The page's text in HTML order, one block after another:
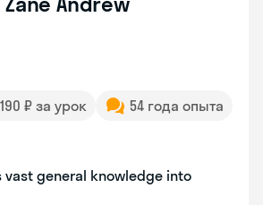
₽ за урок
54 года опыта
vast general knowledge into